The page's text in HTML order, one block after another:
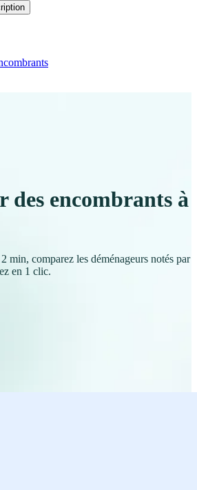
des encombrants à
min, comparez les déménageurs notés par
en 1 clic.